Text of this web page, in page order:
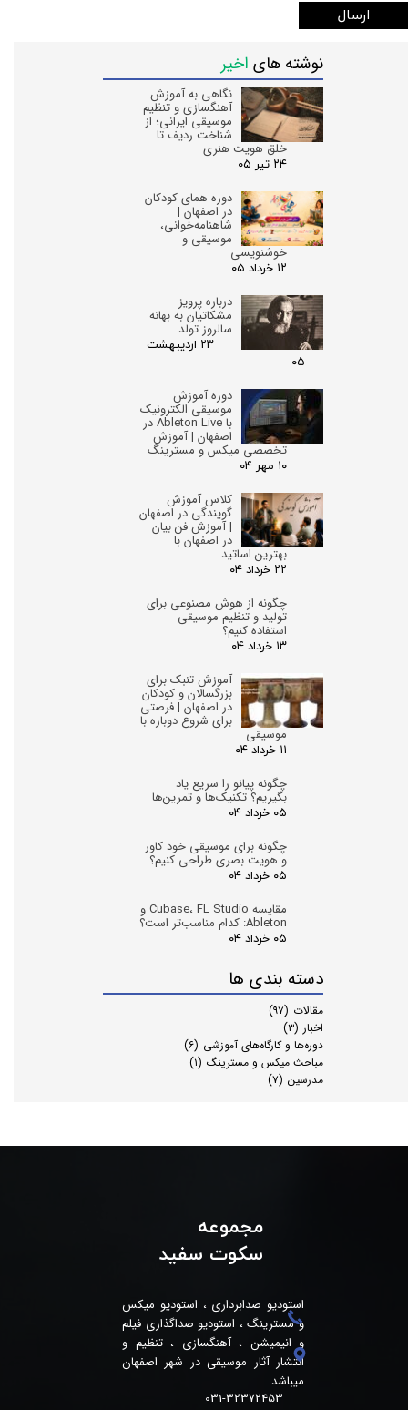
ارسال
نوشته های اخیر
نگاهی به آموزش
آهنگسازی و تنظیم
موسیقی ایرانی؛ از
شناخت ردیف تا
خلق هویت هنری
۲۴ تیر ۰۵
دوره همای کودکان
در اصفهان |
شاهنامه‌خوانی،
موسیقی و
خوشنویسی
۱۲ خرداد ۰۵
درباره پرویز
مشکاتیان به بهانه
سالروز تولد
۲۳ اردیبهشت
۰۵
دوره آموزش
موسیقی الکترونیک
با Ableton Live در
اصفهان | آموزش
تخصصی میکس و مسترینگ
۱۰ مهر ۰۴
کلاس آموزش
گویندگی در اصفهان
| آموزش فن بیان
در اصفهان با
بهترین اساتید
۲۲ خرداد ۰۴
چگونه از هوش مصنوعی برای
تولید و تنظیم موسیقی
استفاده کنیم؟
۱۳ خرداد ۰۴
آموزش تنبک برای
بزرگسالان و کودکان
در اصفهان | فرصتی
برای شروع دوباره با
موسیقی
۱۱ خرداد ۰۴
چگونه پیانو را سریع یاد
بگیریم؟ تکنیک‌ها و تمرین‌ها
۰۵ خرداد ۰۴
چگونه برای موسیقی خود کاور
و هویت بصری طراحی کنیم؟
۰۵ خرداد ۰۴
مقایسه Cubase، FL Studio و
Ableton: کدام مناسب‌تر است؟
۰۵ خرداد ۰۴
دسته بندی ها
مقالات (۹۷)
اخبار (۳)
دوره‌ها و کارگاه‌های آموزشی (۶)
مباحث میکس و مسترینگ (۱)
مدرسین (۷)
مجموعه
سکوت سفید
استودیو صدابرداری ، استودیو میکس
و مسترینگ ، استودیو صداگذاری فیلم
و انیمیشن ، آهنگسازی ، تنظیم و
انتشار آثار موسیقی در شهر اصفهان
میباشد.
031-32372453